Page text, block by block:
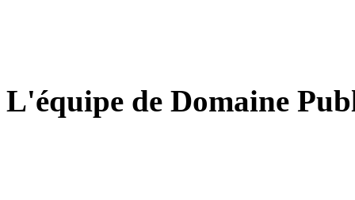
L'équipe de Domaine